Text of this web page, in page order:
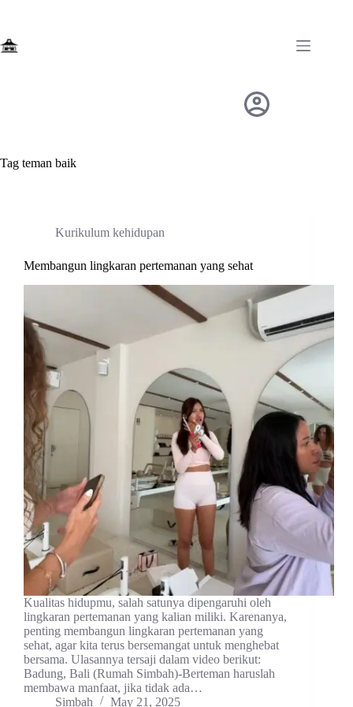
Tag teman baik
Kurikulum kehidupan
Membangun lingkaran pertemanan yang sehat
Kualitas hidupmu, salah satunya dipengaruhi oleh
lingkaran pertemanan yang kalian miliki. Karenanya,
penting membangun lingkaran pertemanan yang
sehat, agar kita terus bersemangat untuk menghebat
bersama. Ulasannya tersaji dalam video berikut:
Badung, Bali (Rumah Simbah)-Berteman haruslah
membawa manfaat, jika tidak ada…
Simbah
May 21, 2025